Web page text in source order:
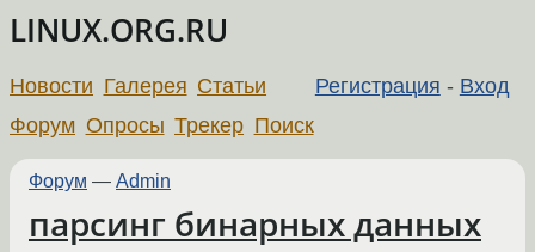
LINUX.ORG.RU
Регистрация - Вход
Новости Галерея Статьи
Форум Опросы Трекер Поиск
Форум — Admin
парсинг бинарных данных